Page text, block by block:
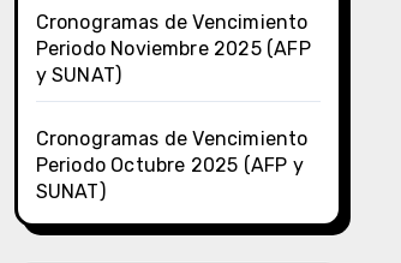
Cronogramas de Vencimiento
Periodo Noviembre 2025 (AFP
y SUNAT)
Cronogramas de Vencimiento
Periodo Octubre 2025 (AFP y
SUNAT)